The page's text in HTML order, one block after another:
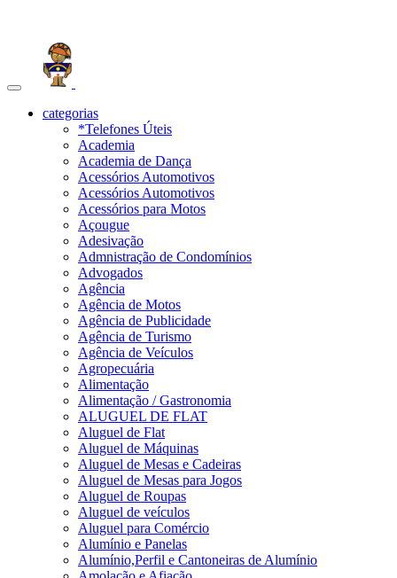
Toggle
navigationcategorias
*Telefones Úteis
Academia
Academia de Dança
Acessórios Automotivos
Acessórios Automotivos
Acessórios para Motos
Açougue
Adesivação
Admnistração de Condomínios
Advogados
Agência
Agência de Motos
Agência de Publicidade
Agência de Turismo
Agência de Veículos
Agropecuária
Alimentação
Alimentação / Gastronomia
ALUGUEL DE FLAT
Aluguel de Flat
Aluguel de Máquinas
Aluguel de Mesas e Cadeiras
Aluguel de Mesas para Jogos
Aluguel de Roupas
Aluguel de veículos
Aluguel para Comércio
Alumínio e Panelas
Alumínio,Perfil e Cantoneiras de Alumínio